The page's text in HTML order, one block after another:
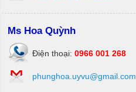
Ms Hoa Quỳnh
Điện thoại: 0966 001 268
phunghoa.uyvu@gmail.com